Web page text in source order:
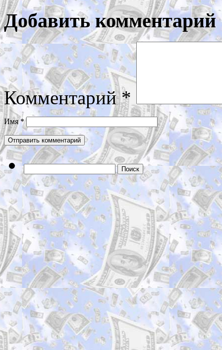
Добавить комментарий
Комментарий*
Имя*
Найти: